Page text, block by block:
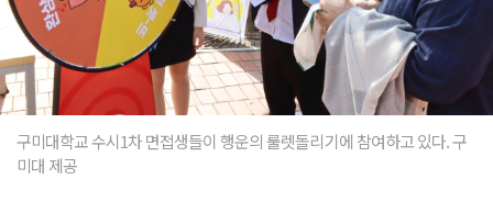
구미대학교 수시1차 면접생들이 행운의 룰렛돌리기에 참여하고 있다. 구
미대 제공